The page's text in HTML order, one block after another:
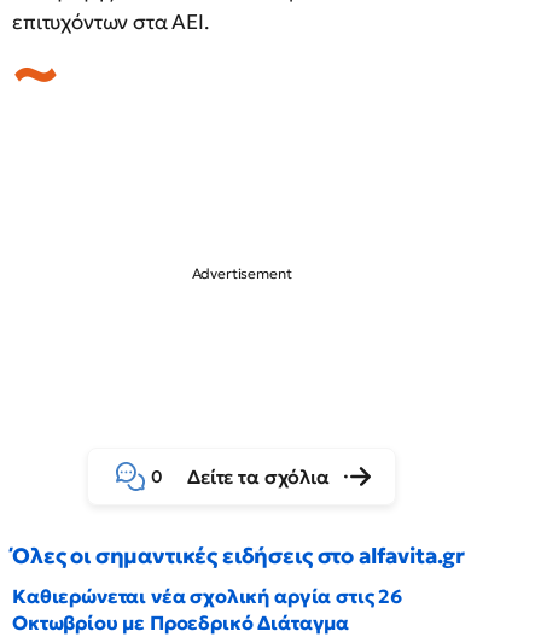
επιτυχόντων στα ΑΕΙ.
0 Δείτε τα σχόλια
Όλες οι σημαντικές ειδήσεις στο alfavita.gr
Καθιερώνεται νέα σχολική αργία στις 26
Οκτωβρίου με Προεδρικό Διάταγμα